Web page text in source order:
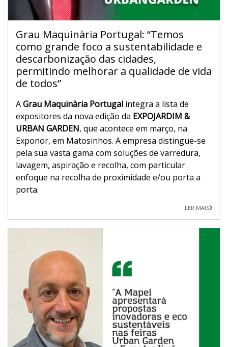
Grau Maquinària Portugal: “Temos
como grande foco a sustentabilidade e
descarbonização das cidades,
permitindo melhorar a qualidade de vida
de todos”
AGrau Maquinària Portugal integra a lista de
expositores da nova edição da EXPOJARDIM &
URBAN GARDEN, que acontece em março, na
Exponor, em Matosinhos. A empresa distingue-se
pela sua vasta gama com soluções de varredura,
lavagem, aspiração e recolha, com particular
enfoque na recolha de proximidade e/ou porta a
porta.
LER MAIS